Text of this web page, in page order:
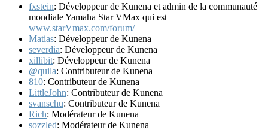
fxstein: Développeur de Kunena et admin de la communauté
mondiale Yamaha Star VMax qui est
www.starVmax.com/forum/
Matias: Développeur de Kunena
severdia: Développeur de Kunena
xillibit: Développeur de Kunena
@quila: Contributeur de Kunena
810: Contributeur de Kunena
LittleJohn: Contributeur de Kunena
svanschu: Contributeur de Kunena
Rich: Modérateur de Kunena
sozzled: Modérateur de Kunena